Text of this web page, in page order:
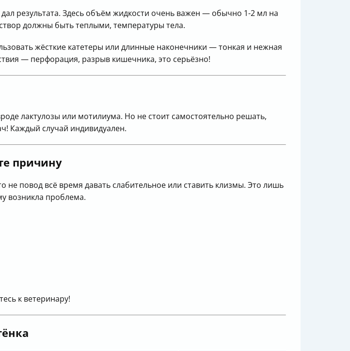
результата. Здесь объём жидкости очень важен — обычно 1-2 мл на
должны быть теплыми, температуры тела.
жёсткие катетеры или длинные наконечники — тонкая и нежная
— перфорация, разрыв кишечника, это серьёзно!
лактулозы или мотилиума. Но не стоит самостоятельно решать,
Каждый случай индивидуален.
причину
не повод всё время давать слабительное или ставить клизмы. Это лишь
возникла проблема.
к ветеринару!